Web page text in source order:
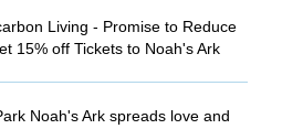
Living - Promise to Reduce
15% off Tickets to Noah's Ark
Noah's Ark spreads love and